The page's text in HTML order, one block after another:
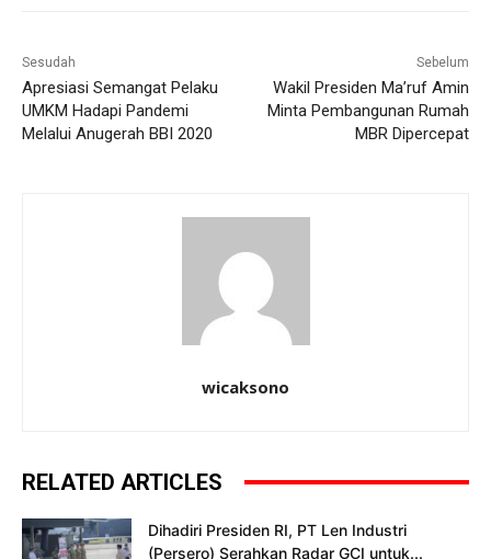
Sesudah
Apresiasi Semangat Pelaku
UMKM Hadapi Pandemi
Melalui Anugerah BBI 2020
Sebelum
Wakil Presiden Ma’ruf Amin
Minta Pembangunan Rumah
MBR Dipercepat
wicaksono
RELATED ARTICLES
Dihadiri Presiden RI, PT Len Industri
(Persero) Serahkan Radar GCI untuk...